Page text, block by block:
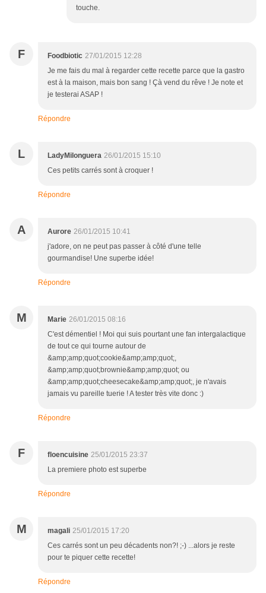
touche.
F Foodbiotic 27/01/2015 12:28
Je me fais du mal à regarder cette recette parce que la gastro
est à la maison, mais bon sang ! Çà vend du rêve ! Je note et
je testerai ASAP !
Répondre
L LadyMilonguera 26/01/2015 15:10
Ces petits carrés sont à croquer !
Répondre
A Aurore 26/01/2015 10:41
j'adore, on ne peut pas passer à côté d'une telle
gourmandise! Une superbe idée!
Répondre
M Marie 26/01/2015 08:16
C'est démentiel ! Moi qui suis pourtant une fan intergalactique
de tout ce qui tourne autour de
&amp;amp;quot;cookie&amp;amp;quot;,
&amp;amp;quot;brownie&amp;amp;quot; ou
&amp;amp;quot;cheesecake&amp;amp;quot;, je n'avais
jamais vu pareille tuerie ! A tester très vite donc :)
Répondre
F floencuisine 25/01/2015 23:37
La premiere photo est superbe
Répondre
M magali 25/01/2015 17:20
Ces carrés sont un peu décadents non?! ;-) ...alors je reste
pour te piquer cette recette!
Répondre